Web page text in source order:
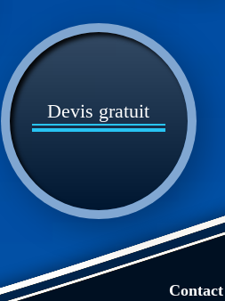
Devis gratuit
Contact